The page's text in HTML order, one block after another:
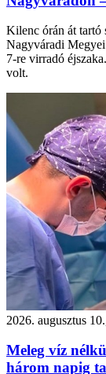
Kilenc órán át tartó
Nagyváradi
7-re virradó
volt.
2026. augusztus
Meleg víz
három napig